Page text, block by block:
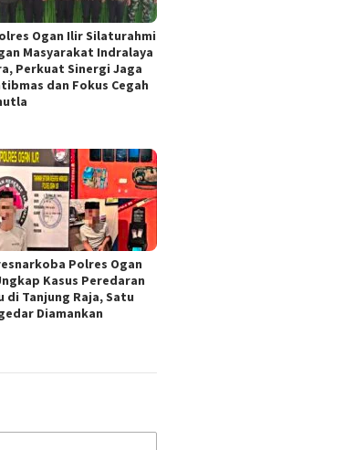
Ogan Ilir Silaturahmi
Masyarakat Indralaya
Perkuat Sinergi Jaga
dan Fokus Cegah
Polres Ogan
Kasus Peredaran
di Tanjung Raja, Satu
Diamankan